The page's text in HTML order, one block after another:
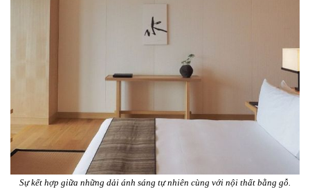
Sự kết hợp giữa những dải ánh sáng tự nhiên cùng với nội thất bằng gỗ.